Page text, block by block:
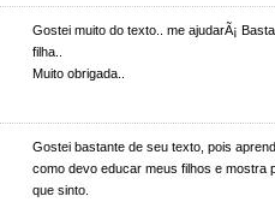
Gostei muito do texto.. me ajudarÃ¡
filha..
Muito obrigada..
Gostei bastante de seu texto, pois
como devo educar meus filhos e mostra
que sinto.